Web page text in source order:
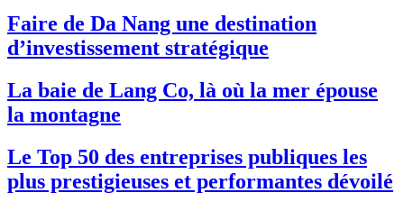
Faire de Da Nang une destination
d’investissement stratégique
La baie de Lang Co, là où la mer épouse
la montagne
Le Top 50 des entreprises publiques les
plus prestigieuses et performantes dévoilé